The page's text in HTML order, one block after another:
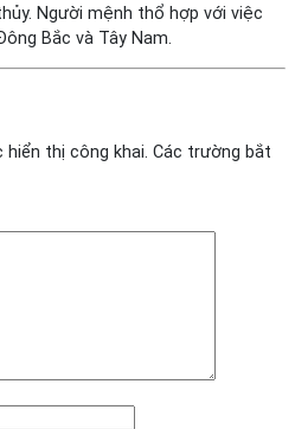
Người mệnh thổ hợp với việc
Bắc và Tây Nam.
hiển thị công khai. Các trường bắt